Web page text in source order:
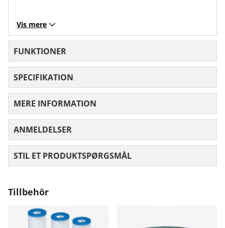
Vis mere
FUNKTIONER
SPECIFIKATION
MERE INFORMATION
ANMELDELSER
STIL ET PRODUKTSPØRGSMÅL
Tillbehör